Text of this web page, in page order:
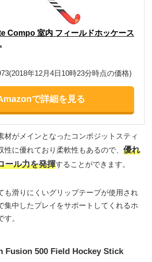
Compo 室内 フィールドホッケース
年12月4日10時23分時点の価格)
で詳細を見る
材がメインとなったコンポジットスティ
性に優れており柔軟性もあるので、 優れ
ール力を発揮することができます。
も滑りにくいグリップテープが使用され
集中したプレイをサポートしてくれるホ
。
Fusion 500 Field Hockey Stick